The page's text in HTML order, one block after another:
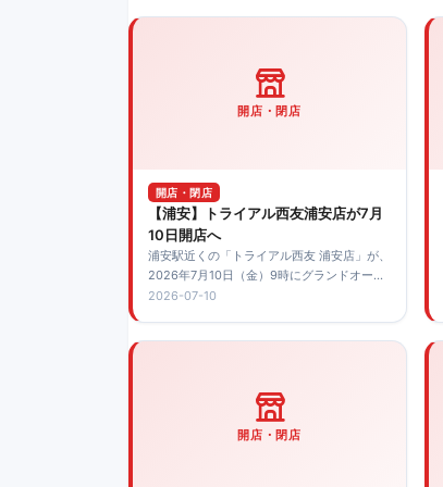
開店・閉店
開店・閉店
【浦安】トライアル西友浦安店が7月
10日開店へ
浦安駅近くの「トライアル西友 浦安店」が、
2026年7月10日（金）9時にグランドオープ
ン予定。7月6日からプレオープンも案内され
2026-07-10
開店・閉店